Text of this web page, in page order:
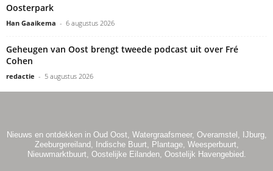
Oosterpark
Han Gaaikema - 6 augustus 2026
Geheugen van Oost brengt tweede podcast uit over Fré
Cohen
redactie - 5 augustus 2026
Nieuws en ontdekken in Oud Oost, Watergraafsmeer, Overamstel, IJburg,
Zeeburgereiland, Indische Buurt, Plantage, Weesperbuurt,
Nieuwmarktbuurt, Oostelijke Eilanden, Oostelijk Havengebied.